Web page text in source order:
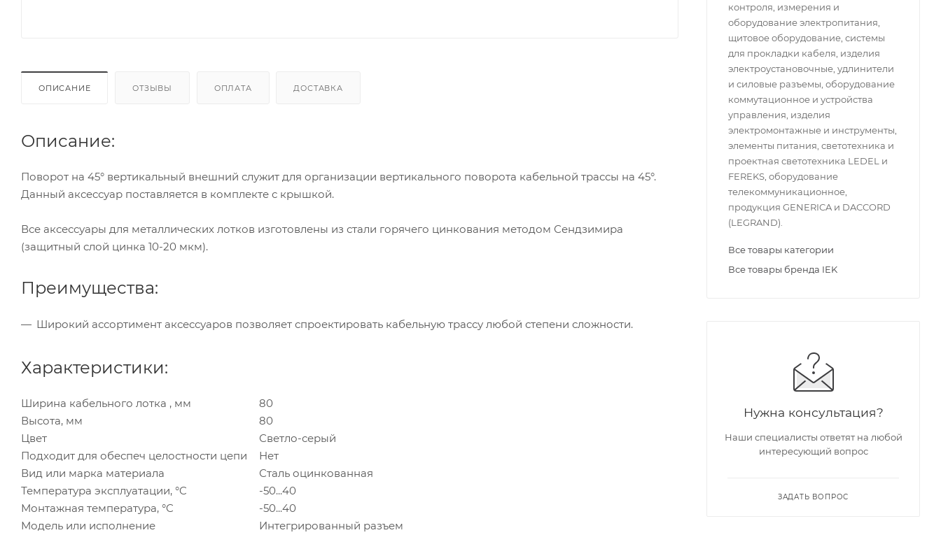
ОПИСАНИЕ ОТЗЫВЫ ОПЛАТА ДОСТАВКА
Описание:
Поворот на 45° вертикальный внешний служит для организации вертикального поворота кабельной трассы на 45°.
Данный аксессуар поставляется в комплекте с крышкой.
Все аксессуары для металлических лотков изготовлены из стали горячего цинкования методом Сендзимира
(защитный слой цинка 10-20 мкм).
Преимущества:
Широкий ассортимент аксессуаров позволяет спроектировать кабельную трассу любой степени сложности.
Характеристики:
Ширина кабельного лотка , мм
80
Высота, мм
80
Цвет
Светло-серый
Подходит для обеспеч целостности цепи
Нет
Вид или марка материала
Сталь оцинкованная
Температура эксплуатации, °C
-50...40
Монтажная температура, °C
-50...40
Модель или исполнение
Интегрированный разъем
контроля, измерения и
оборудование электропитания,
щитовое оборудование, системы
для прокладки кабеля, изделия
электроустановочные, удлинители
и силовые разъемы, оборудование
коммутационное и устройства
управления, изделия
электромонтажные и инструменты,
элементы питания, светотехника и
проектная светотехника LEDEL и
FEREKS, оборудование
телекоммуникационное,
продукция GENERICA и DACCORD
(LEGRAND).
Все товары категории
Все товары бренда IEK
Нужна консультация?
Наши специалисты ответят на любой
интересующий вопрос
ЗАДАТЬ ВОПРОС